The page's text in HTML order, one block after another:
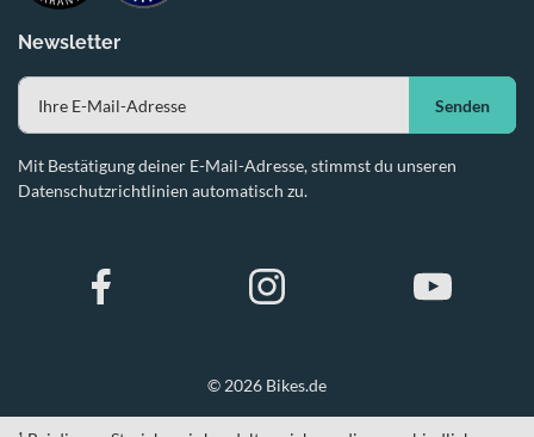
Newsletter
Senden
Mit Bestätigung deiner E-Mail-Adresse, stimmst du unseren
Datenschutzrichtlinien automatisch zu.
© 2026 Bikes.de